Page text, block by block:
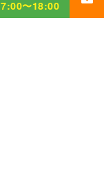
7:00〜18:00